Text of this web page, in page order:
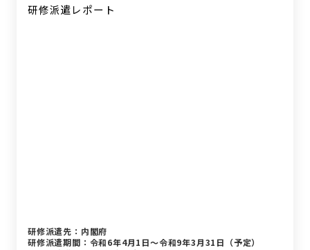
研修派遣レポート
研修派遣先：内閣府
研修派遣期間：令和6年4月1日～令和9年3月31日（予定）